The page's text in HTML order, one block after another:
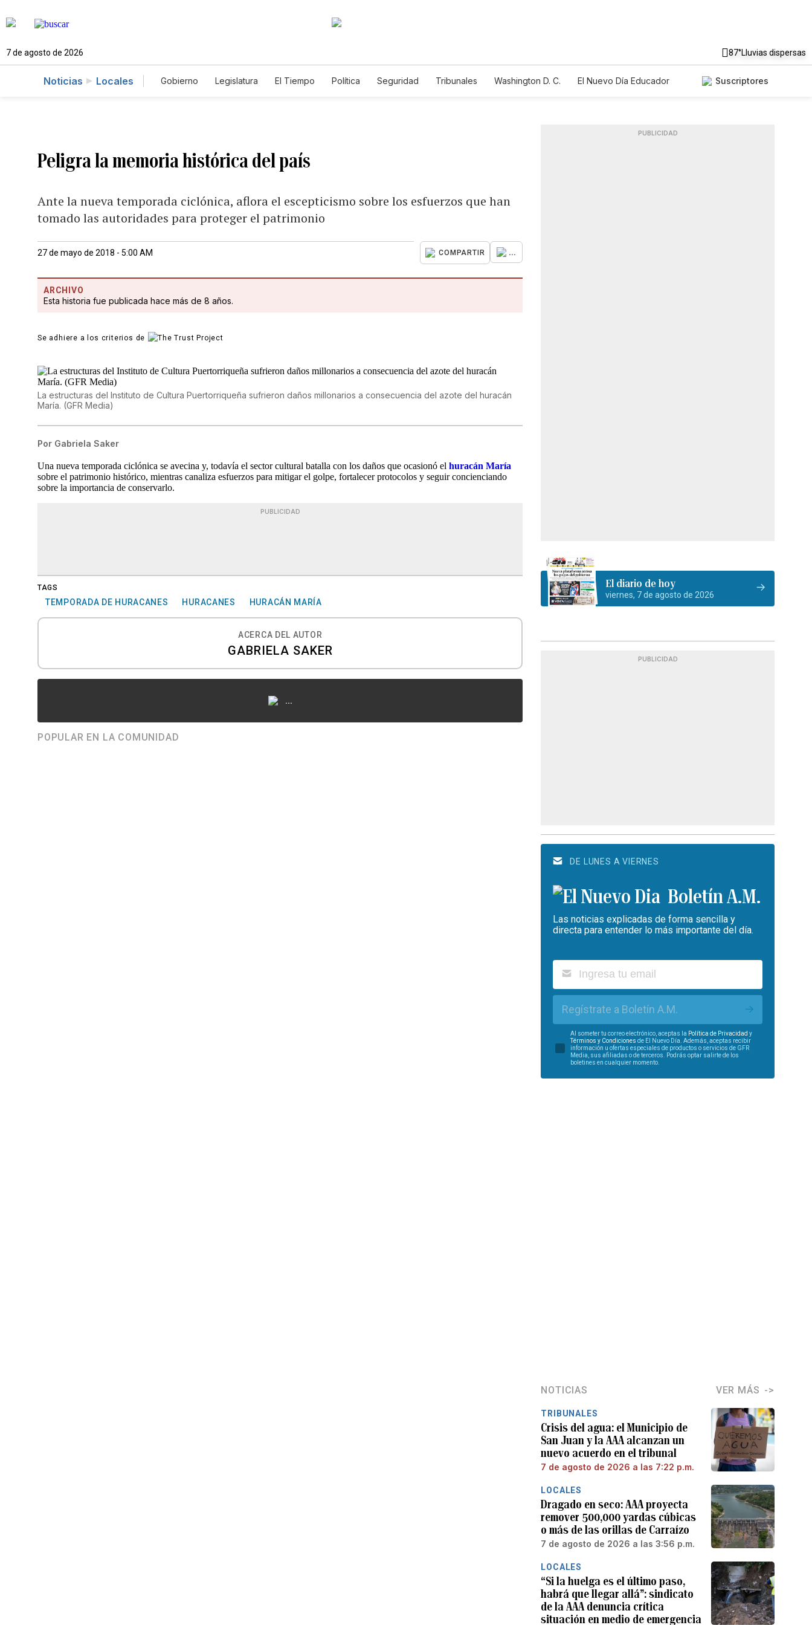
7 de agosto de 2026 87°Lluvias dispersas
Noticias Locales Gobierno Legislatura El Tiempo Política Seguridad Tribunales Washington D. C.
El Nuevo Día Educador
Suscriptores
Peligra la memoria histórica del país
Ante la nueva temporada ciclónica, aflora el escepticismo sobre los esfuerzos que han
tomado las autoridades para proteger el patrimonio
27 de mayo de 2018 - 5:00 AM COMPARTIR ...
ARCHIVO
Esta historia fue publicada hace más de 8 años.
Se adhiere a los criterios de
La estructuras del Instituto de Cultura Puertorriqueña sufrieron daños millonarios a consecuencia del azote del huracán
María. (GFR Media)
Por Gabriela Saker
Una nueva temporada ciclónica se avecina y, todavía el sector cultural batalla con los daños que ocasionó elhuracán María
sobre el patrimonio histórico, mientras canaliza esfuerzos para mitigar el golpe, fortalecer protocolos y seguir concienciando
sobre la importancia de conservarlo.
PUBLICIDAD
TAGS
TEMPORADA DE HURACANES HURACANES HURACÁN MARÍA
ACERCA DEL AUTOR
GABRIELA SAKER
...
POPULAR EN LA COMUNIDAD
PUBLICIDAD
El diario de hoy
viernes, 7 de agosto de 2026
PUBLICIDAD
DE LUNES A VIERNES
Boletín A.M.
Las noticias explicadas de forma sencilla y
directa para entender lo más importante del día.
Regístrate a Boletín A.M.
Al someter tu correo electrónico, aceptas la Política de Privacidad y
Términos y Condiciones de El Nuevo Día. Además, aceptas recibir
información u ofertas especiales de productos o servicios de GFR
Media, sus afiliadas o de terceros. Podrás optar salirte de los
boletines en cualquier momento.
NOTICIAS VER MÁS
TRIBUNALES
Crisis del agua: el Municipio de
San Juan y la AAA alcanzan un
nuevo acuerdo en el tribunal
7 de agosto de 2026 a las 7:22 p.m.
LOCALES
Dragado en seco: AAA proyecta
remover 500,000 yardas cúbicas
o más de las orillas de Carraízo
7 de agosto de 2026 a las 3:56 p.m.
LOCALES
“Si la huelga es el último paso,
habrá que llegar allá”: sindicato
de la AAA denuncia crítica
situación en medio de emergencia